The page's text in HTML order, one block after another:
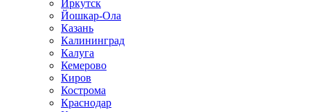
Иркутск
Йошкар-Ола
Казань
Калининград
Калуга
Кемерово
Киров
Кострома
Краснодар